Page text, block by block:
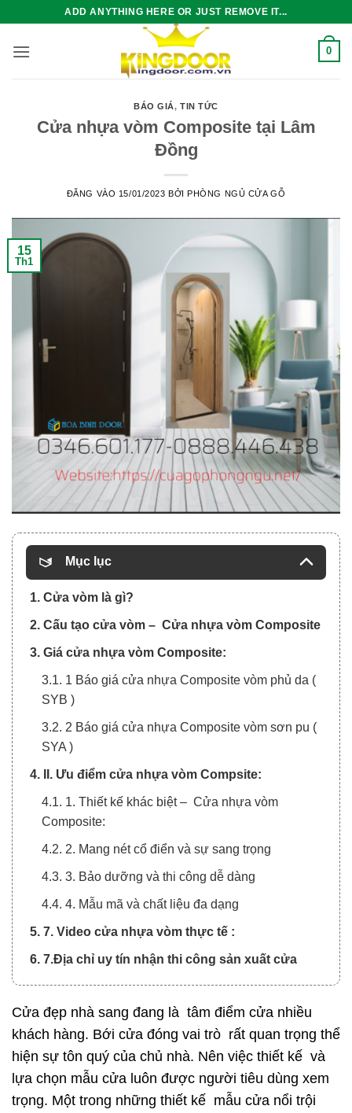
nội
ADD ANYTHING HERE OR JUST REMOVE IT...
0
BÁO GIÁ,TIN TỨC
Cửa nhựa vòm Composite tại Lâm
Đồng
ĐĂNG VÀO 15/01/2023 BỞIPHÒNG NGỦ CỬA GỖ
15
Th1
Mục lục
1. Cửa vòm là gì?
2. Cấu tạo cửa vòm – Cửa nhựa vòm Composite
3. Giá cửa nhựa vòm Composite:
3.1. 1 Báo giá cửa nhựa Composite vòm phủ da (
SYB )
3.2. 2 Báo giá cửa nhựa Composite vòm sơn pu (
SYA )
4. II. Ưu điểm cửa nhựa vòm​ Compsite:
4.1. 1. Thiết kế khác biệt – Cửa nhựa vòm
Composite:
4.2. 2. Mang nét cổ điển và sự sang trọng
4.3. 3. Bảo dưỡng và thi công dễ dàng
4.4. 4. Mẫu mã và chất liệu đa dạng
5. 7. Video cửa nhựa vòm thực tế :
6. 7.Địa chỉ uy tín nhận thi công sản xuất cửa
Cửa đẹp nhà sang đang là tâm điểm cửa nhiều
khách hàng. Bới cửa đóng vai trò rất quan trọng thể
hiện sự tôn quý của chủ nhà. Nên việc thiết kế và
lựa chọn mẫu cửa luôn được người tiêu dùng xem
trọng. Một trong những thiết kế mẫu cửa nổi trội